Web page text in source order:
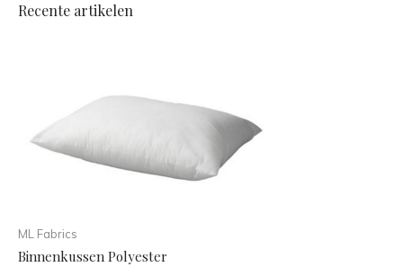
Recente artikelen
ML Fabrics
Binnenkussen Polyester